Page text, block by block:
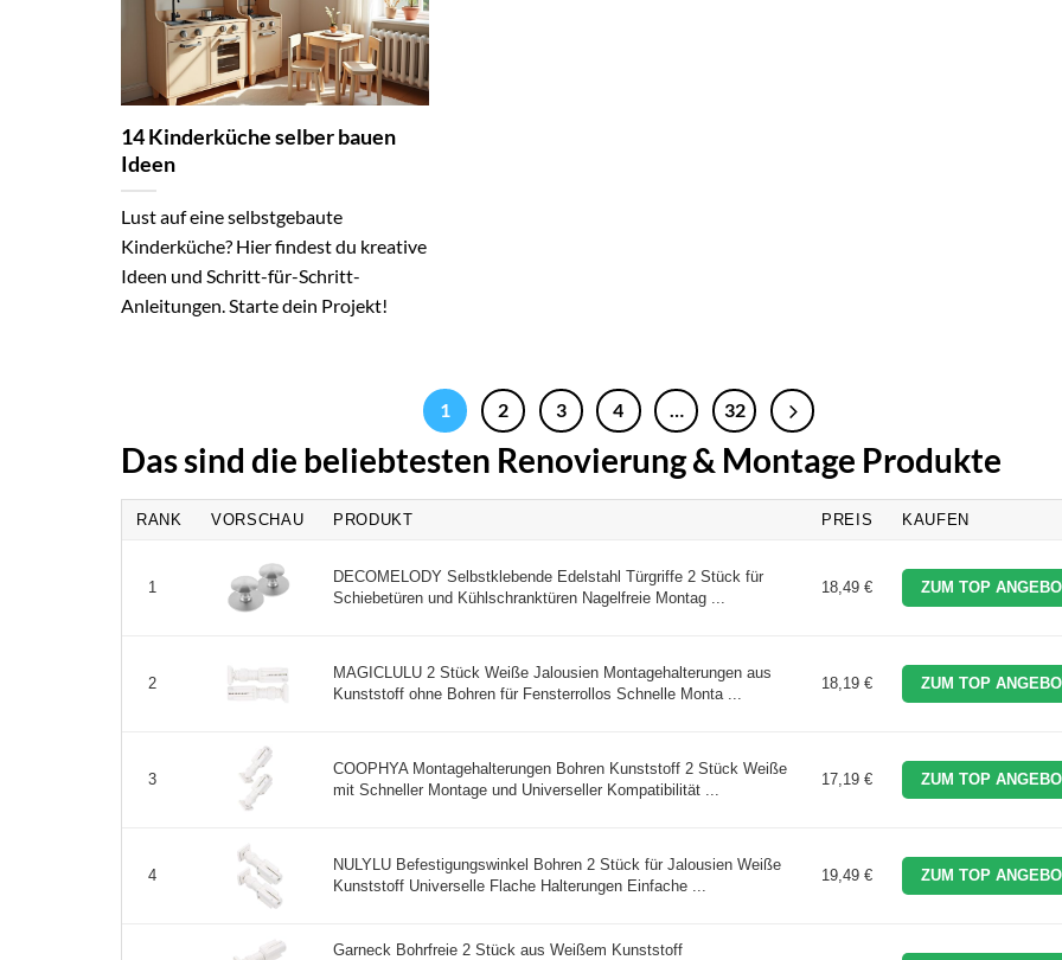
14 Kinderküche selber bauen
Ideen
Lust auf eine selbstgebaute
Kinderküche? Hier findest du kreative
Ideen und Schritt-für-Schritt-
Anleitungen. Starte dein Projekt!
1 2 3 4 … 32
Das sind die beliebtesten Renovierung & Montage Produkte
RANK VORSCHAU PRODUKT PREIS KAUFEN
1
DECOMELODY Selbstklebende Edelstahl Türgriffe 2 Stück für
Schiebetüren und Kühlschranktüren Nagelfreie Montag ...
18,49 € ZUM TOP
2
MAGICLULU 2 Stück Weiße Jalousien Montagehalterungen aus
Kunststoff ohne Bohren für Fensterrollos Schnelle Monta ...
18,19 € ZUM TOP
3
COOPHYA Montagehalterungen Bohren Kunststoff 2 Stück Weiße
mit Schneller Montage und Universeller Kompatibilität ...
17,19 € ZUM TOP
4
NULYLU Befestigungswinkel Bohren 2 Stück für Jalousien Weiße
Kunststoff Universelle Flache Halterungen Einfache ...
19,49 € ZUM TOP
Garneck Bohrfreie 2 Stück aus Weißem Kunststoff